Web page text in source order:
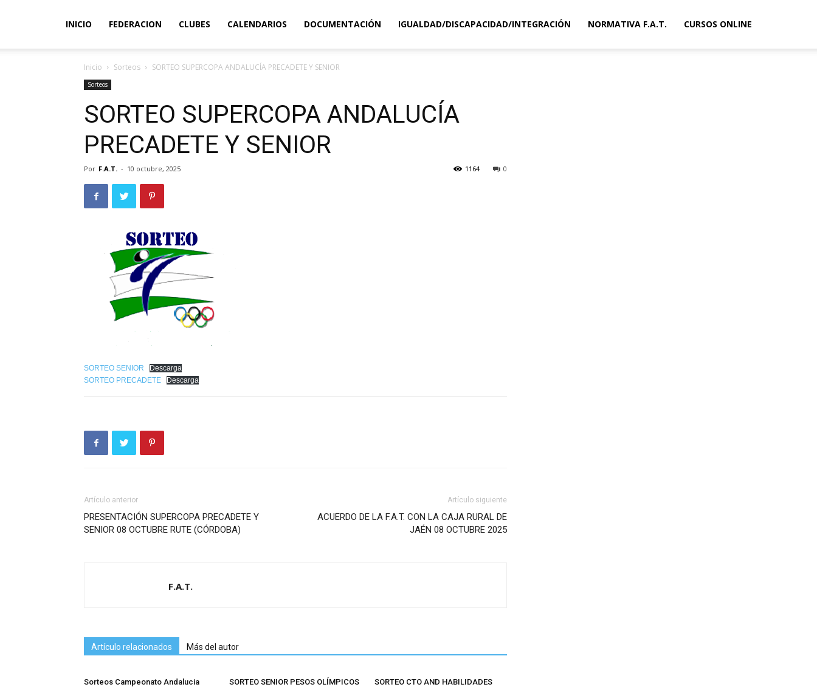
INICIO FEDERACION CLUBES CALENDARIOS DOCUMENTACIÓN IGUALDAD/DISCAPACIDAD/INTEGRACIÓN NORMATIVA F.A.T. CURSOS ONLINE
Inicio Sorteos SORTEO SUPERCOPA ANDALUCÍA PRECADETE Y SENIOR
Sorteos
SORTEO SUPERCOPA ANDALUCÍA
PRECADETE Y SENIOR
Por F.A.T. - 10 octubre, 2025 0
1164
SORTEO SENIOR
Descarga
SORTEO PRECADETE
Descarga
Artículo anterior
PRESENTACIÓN SUPERCOPA PRECADETE Y
SENIOR 08 OCTUBRE RUTE (CÓRDOBA)
Artículo siguiente
ACUERDO DE LA F.A.T. CON LA CAJA RURAL DE
JAÉN 08 OCTUBRE 2025
F.A.T.
Artículo relacionados Más del autor
Sorteos Campeonato Andalucia
SORTEO SENIOR PESOS OLÍMPICOS
SORTEO CTO AND HABILIDADES